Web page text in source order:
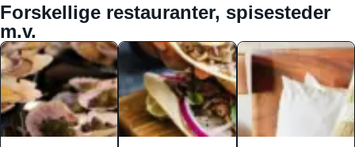
Forskellige restauranter, spisesteder
m.v.